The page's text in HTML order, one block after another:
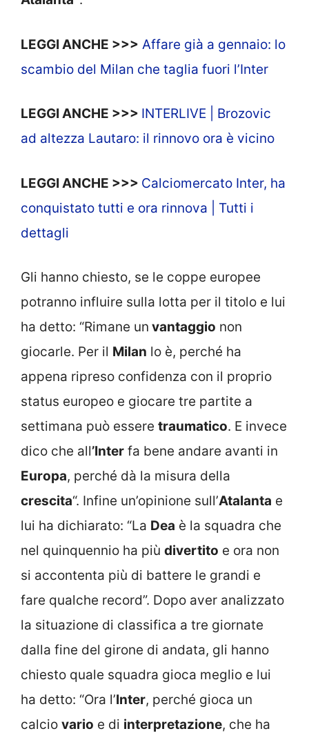
LEGGI ANCHE >>> Affare già a gennaio: lo
scambio del Milan che taglia fuori l’Inter
LEGGI ANCHE >>> INTERLIVE | Brozovic
ad altezza Lautaro: il rinnovo ora è vicino
LEGGI ANCHE >>> Calciomercato Inter, ha
conquistato tutti e ora rinnova | Tutti i
dettagli
Gli hanno chiesto, se le coppe europee
potranno influire sulla lotta per il titolo e lui
ha detto: “Rimane un vantaggio non
giocarle. Per il Milan lo è, perché ha
appena ripreso confidenza con il proprio
status europeo e giocare tre partite a
settimana può essere traumatico. E invece
dico che all’Inter fa bene andare avanti in
Europa, perché dà la misura della
crescita“. Infine un’opinione sull’Atalanta e
lui ha dichiarato: “La Dea è la squadra che
nel quinquennio ha più divertito e ora non
si accontenta più di battere le grandi e
fare qualche record”. Dopo aver analizzato
la situazione di classifica a tre giornate
dalla fine del girone di andata, gli hanno
chiesto quale squadra gioca meglio e lui
ha detto: “Ora l’Inter, perché gioca un
calcio vario e di interpretazione, che ha